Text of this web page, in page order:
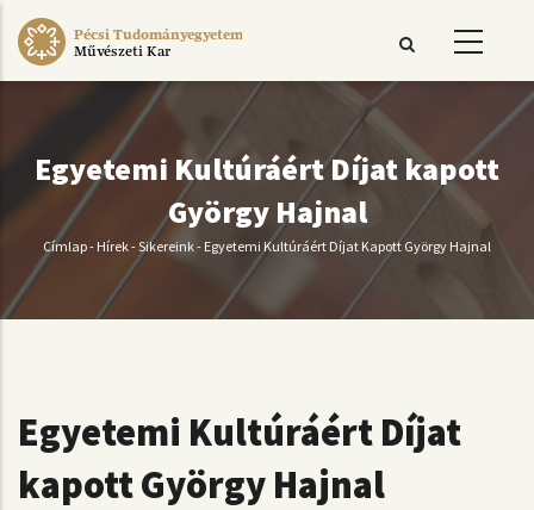
Ugrás
Pécsi Tudományegyetem
Művészeti Kar
Egyetemi Kultúráért Díjat kapott
György Hajnal
Morzsa
Címlap- Hírek-Sikereink- Egyetemi Kultúráért Díjat Kapott György Hajnal
Egyetemi Kultúráért Díjat
kapott György Hajnal